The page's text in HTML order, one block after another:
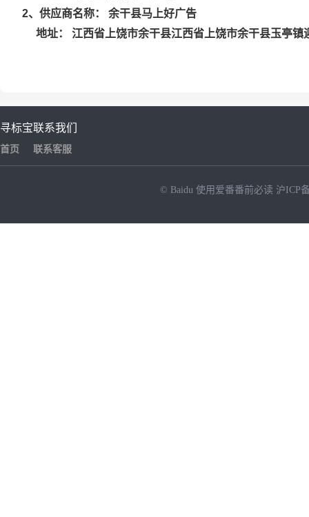
2、供应商名称： 余干县马上好广告
地址： 江西省上饶市余干县江西省上饶市余干县玉亭
寻标宝
首页
联系我们
联系客服
© Baidu 使用爱番番前必读 沪ICP